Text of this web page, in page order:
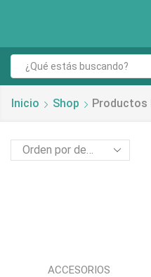
Inicio Shop Productos
ACCESORIOS